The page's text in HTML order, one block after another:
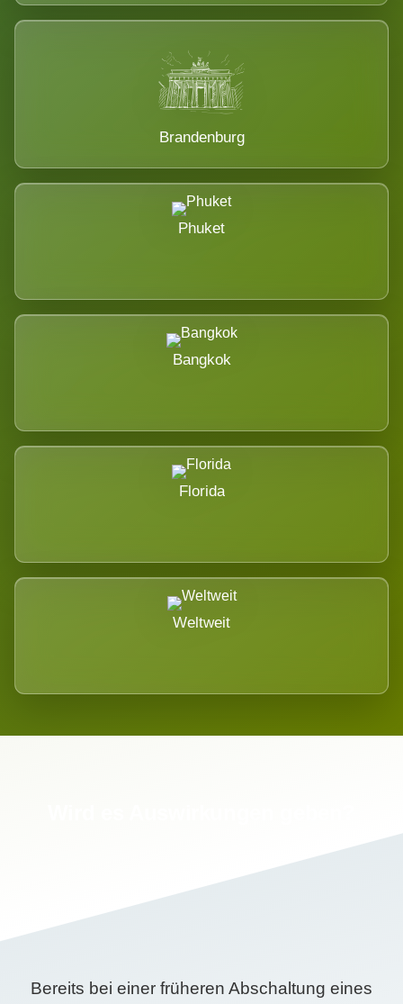
Brandenburg
Phuket
Bangkok
Florida
Weltweit
Bereits bei einer früheren Abschaltung eines